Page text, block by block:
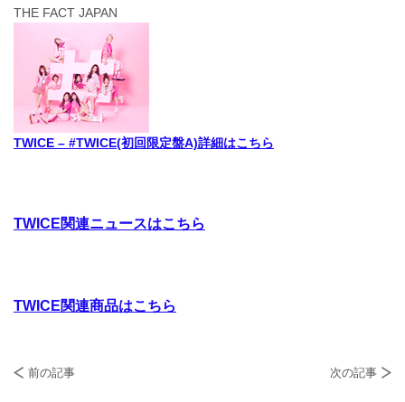
THE FACT JAPAN
TWICE – #TWICE(初回限定盤A)詳細はこちら
TWICE関連ニュースはこちら
TWICE関連商品はこちら
前の記事 次の記事